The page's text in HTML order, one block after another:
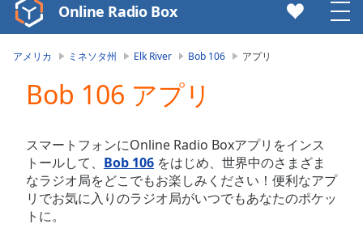
Video
Player
Video
Skip
Backward
Skip
Forward
Mute
Current
Online Radio Box
アメリカ ミネソタ州 Elk River Bob 106 アプリ
Bob 106 アプリ
スマートフォンにOnline Radio Boxアプリをインス
トールして、 Bob 106 をはじめ、世界中のさまざま
なラジオ局をどこでもお楽しみください！便利なアプ
リでお気に入りのラジオ局がいつでもあなたのポケッ
トに。